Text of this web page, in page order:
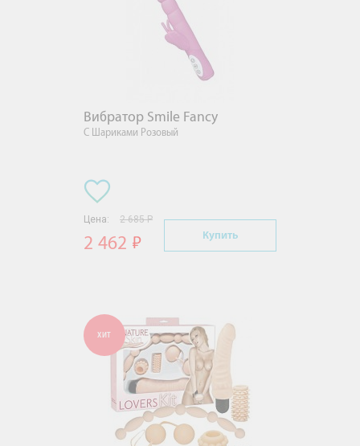
Вибратор Smile Fancy
С Шариками Розовый
Цена: 2 685 Р
2 462 Купить
ХИТ